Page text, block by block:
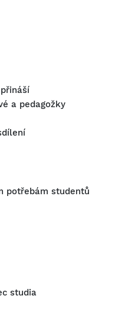
a pedagožky
potřebám studentů
studia